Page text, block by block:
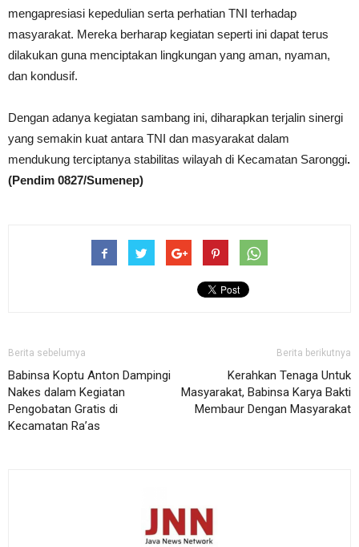
mengapresiasi kepedulian serta perhatian TNI terhadap
masyarakat. Mereka berharap kegiatan seperti ini dapat terus
dilakukan guna menciptakan lingkungan yang aman, nyaman,
dan kondusif.
Dengan adanya kegiatan sambang ini, diharapkan terjalin sinergi
yang semakin kuat antara TNI dan masyarakat dalam
mendukung terciptanya stabilitas wilayah di Kecamatan Saronggi.
(Pendim 0827/Sumenep)
Berita sebelumya
Babinsa Koptu Anton Dampingi
Nakes dalam Kegiatan
Pengobatan Gratis di
Kecamatan Ra’as
Berita berikutnya
Kerahkan Tenaga Untuk
Masyarakat, Babinsa Karya Bakti
Membaur Dengan Masyarakat